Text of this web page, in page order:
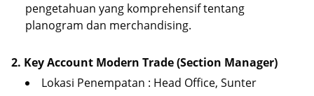
pengetahuan yang komprehensif tentang
planogram dan merchandising.
2. Key Account Modern Trade (Section Manager)
Lokasi Penempatan : Head Office, Sunter